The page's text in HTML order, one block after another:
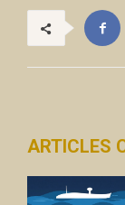
ARTICLES